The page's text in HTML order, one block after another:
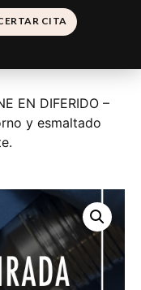
CITA
EN DIFERIDO –
y esmaltado